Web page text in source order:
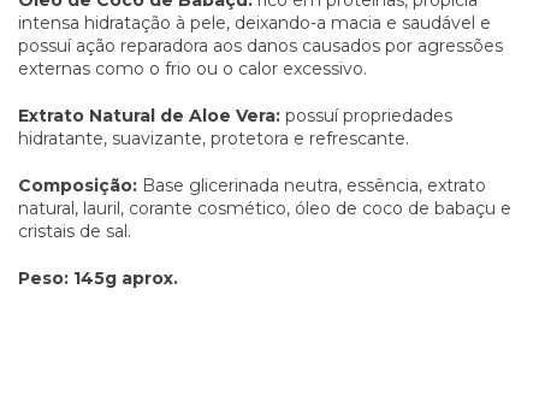
intensa hidratação à pele, deixando-a macia e saudável e
possuí ação reparadora aos danos causados por agressões
externas como o frio ou o calor excessivo.
Extrato Natural de Aloe Vera: possuí propriedades
hidratante, suavizante, protetora e refrescante.
Composição: Base glicerinada neutra, essência, extrato
natural, lauril, corante cosmético, óleo de coco de babaçu e
cristais de sal.
Peso: 145g aprox.